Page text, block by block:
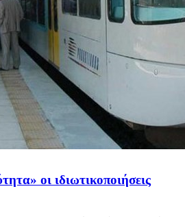
οι ιδιωτικοποιήσεις